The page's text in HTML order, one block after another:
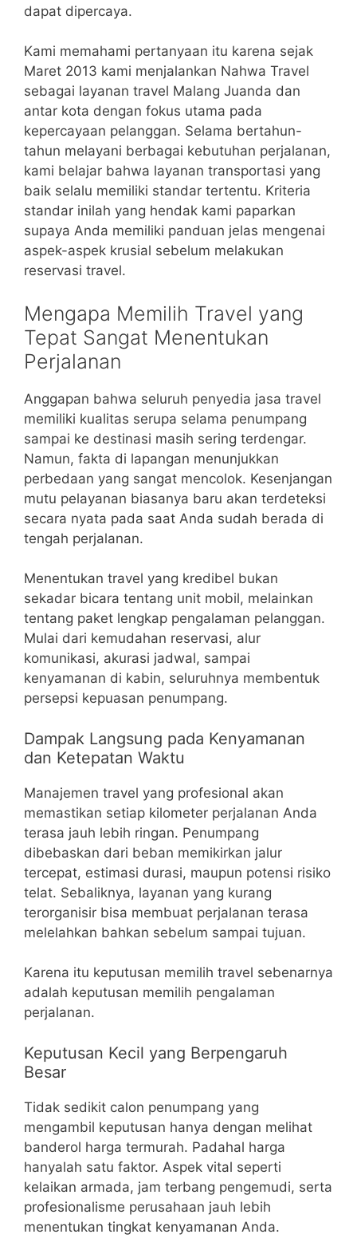
dapat dipercaya.
Kami memahami pertanyaan itu karena sejak
Maret 2013 kami menjalankan Nahwa Travel
sebagai layanan travel Malang Juanda dan
antar kota dengan fokus utama pada
kepercayaan pelanggan. Selama bertahun-
tahun melayani berbagai kebutuhan perjalanan,
kami belajar bahwa layanan transportasi yang
baik selalu memiliki standar tertentu. Kriteria
standar inilah yang hendak kami paparkan
supaya Anda memiliki panduan jelas mengenai
aspek-aspek krusial sebelum melakukan
reservasi travel.
Mengapa Memilih Travel yang
Tepat Sangat Menentukan
Perjalanan
Anggapan bahwa seluruh penyedia jasa travel
memiliki kualitas serupa selama penumpang
sampai ke destinasi masih sering terdengar.
Namun, fakta di lapangan menunjukkan
perbedaan yang sangat mencolok. Kesenjangan
mutu pelayanan biasanya baru akan terdeteksi
secara nyata pada saat Anda sudah berada di
tengah perjalanan.
Menentukan travel yang kredibel bukan
sekadar bicara tentang unit mobil, melainkan
tentang paket lengkap pengalaman pelanggan.
Mulai dari kemudahan reservasi, alur
komunikasi, akurasi jadwal, sampai
kenyamanan di kabin, seluruhnya membentuk
persepsi kepuasan penumpang.
Dampak Langsung pada Kenyamanan
dan Ketepatan Waktu
Manajemen travel yang profesional akan
memastikan setiap kilometer perjalanan Anda
terasa jauh lebih ringan. Penumpang
dibebaskan dari beban memikirkan jalur
tercepat, estimasi durasi, maupun potensi risiko
telat. Sebaliknya, layanan yang kurang
terorganisir bisa membuat perjalanan terasa
melelahkan bahkan sebelum sampai tujuan.
Karena itu keputusan memilih travel sebenarnya
adalah keputusan memilih pengalaman
perjalanan.
Keputusan Kecil yang Berpengaruh
Besar
Tidak sedikit calon penumpang yang
mengambil keputusan hanya dengan melihat
banderol harga termurah. Padahal harga
hanyalah satu faktor. Aspek vital seperti
kelaikan armada, jam terbang pengemudi, serta
profesionalisme perusahaan jauh lebih
menentukan tingkat kenyamanan Anda.